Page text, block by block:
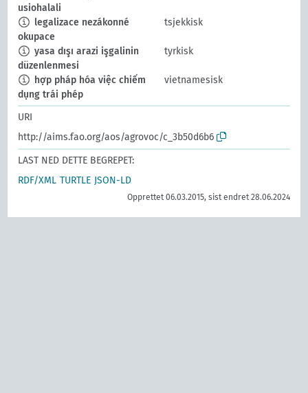
usiohalali
legalizace nezákonné
okupace
tsjekkisk
yasa dışı arazi işgalinin
düzenlenmesi
tyrkisk
hợp pháp hóa việc chiếm
dụng trái phép
vietnamesisk
URI
http://aims.fao.org/aos/agrovoc/c_3b50d6b6
LAST NED DETTE BEGREPET:
RDF/XML TURTLE JSON-LD
Opprettet 06.03.2015, sist endret 28.06.2024